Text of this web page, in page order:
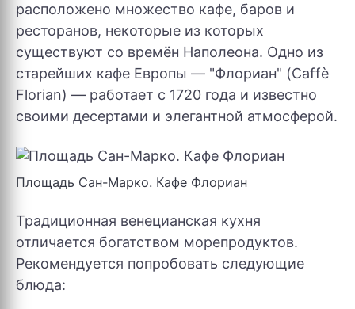
расположено множество кафе, баров и
ресторанов, некоторые из которых
существуют со времён Наполеона. Одно из
старейших кафе Европы — "Флориан" (Caffè
Florian) — работает с 1720 года и известно
своими десертами и элегантной атмосферой.
Площадь Сан-Марко. Кафе Флориан
Традиционная венецианская кухня
отличается богатством морепродуктов.
Рекомендуется попробовать следующие
блюда: